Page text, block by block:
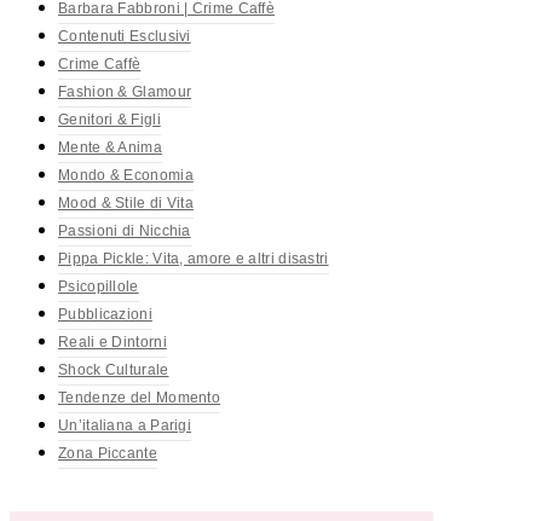
Barbara Fabbroni | Crime Caffè
Contenuti Esclusivi
Crime Caffè
Fashion & Glamour
Genitori & Figli
Mente & Anima
Mondo & Economia
Mood & Stile di Vita
Passioni di Nicchia
Pippa Pickle: Vita, amore e altri disastri
Psicopillole
Pubblicazioni
Reali e Dintorni
Shock Culturale
Tendenze del Momento
Un’italiana a Parigi
Zona Piccante